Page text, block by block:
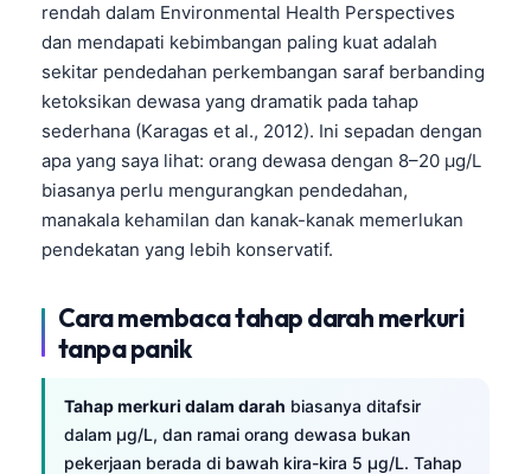
rendah dalam Environmental Health Perspectives
dan mendapati kebimbangan paling kuat adalah
sekitar pendedahan perkembangan saraf berbanding
ketoksikan dewasa yang dramatik pada tahap
sederhana (Karagas et al., 2012). Ini sepadan dengan
apa yang saya lihat: orang dewasa dengan 8–20 µg/L
biasanya perlu mengurangkan pendedahan,
manakala kehamilan dan kanak-kanak memerlukan
pendekatan yang lebih konservatif.
Cara membaca tahap darah merkuri
tanpa panik
Tahap merkuri dalam darah biasanya ditafsir
dalam µg/L, dan ramai orang dewasa bukan
pekerjaan berada di bawah kira-kira 5 µg/L. Tahap